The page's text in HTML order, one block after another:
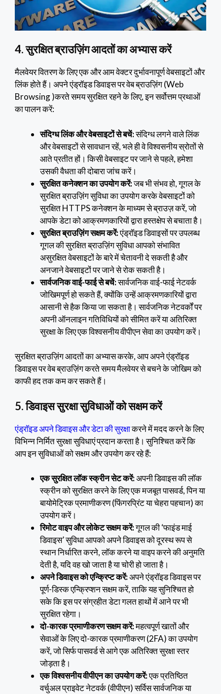
4. सुरक्षित ब्राउज़िंग आदतों का अभ्यास करें
मैलवेयर वितरण के लिए एक और आम वेक्टर दुर्भावनापूर्ण वेबसाइटों और
लिंक होते हैं। अपने एंड्रॉइड डिवाइस पर वेब ब्राउज़िंग (Web
Browsing )करते समय सुरक्षित रहने के लिए, इन सर्वोत्तम प्रथाओं
का पालन करें:
संदिग्ध लिंक और वेबसाइटों से बचें:संदिग्ध लगने वाले लिंक
और वेबसाइटों से सावधान रहें, भले ही वे विश्वसनीय स्रोतों से
आते प्रतीत हों। किसी वेबसाइट पर जाने से पहले, हमेशा
उसकी वैधता की दोबारा जांच करें।
सुरक्षित कनेक्शन का उपयोग करें:जब भी संभव हो, गूगल के
सुरक्षित ब्राउज़िंग सुविधा का उपयोग करके वेबसाइटों को
सुरक्षित HTTPS कनेक्शन के माध्यम से ब्राउज़ करें, जो
आपके डेटा को आक्रमणकारियों द्वारा हस्तक्षेप से बचाता है।
सुरक्षित ब्राउज़िंग सक्षम करें:एंड्रॉइड डिवाइसों पर उपलब्ध
गूगल की सुरक्षित ब्राउज़िंग सुविधा आपको संभावित
असुरक्षित वेबसाइटों के बारे में चेतावनी दे सकती है और
अनजाने वेबसाइटों पर जाने से रोक सकती है।
सार्वजनिक वाई-फाई से बचें:सार्वजनिक वाई-फाई नेटवर्क
जोखिमपूर्ण हो सकते हैं, क्योंकि उन्हें आक्रमणकारियों द्वारा
आसानी से हैक किया जा सकता है। सार्वजनिक नेटवर्कों पर
अपनी ऑनलाइन गतिविधियों को सीमित करें या अतिरिक्त
सुरक्षा के लिए एक विश्वसनीय वीपीएन सेवा का उपयोग करें।
सुरक्षित ब्राउज़िंग आदतों का अभ्यास करके, आप अपने एंड्रॉइड
डिवाइस पर वेब ब्राउज़िंग करते समय मैलवेयर से बचने के जोखिम को
काफी हद तक कम कर सकते हैं।
5. डिवाइस सुरक्षा सुविधाओं को सक्षम करें
एंड्रॉइड अपने डिवाइस और डेटा की सुरक्षाकरने में मदद करने के लिए
विभिन्न निर्मित सुरक्षा सुविधाएं प्रदान करता है। सुनिश्चित करें कि
आप इन सुविधाओं को सक्षम और उपयोग कर रहे हैं:
एक सुरक्षित लॉक स्क्रीन सेट करें:अपनी डिवाइस की लॉक
स्क्रीन को सुरक्षित करने के लिए एक मजबूत पासवर्ड, पिन या
बायोमेट्रिक प्रमाणीकरण (फिंगरप्रिंट या चेहरा पहचान) का
उपयोग करें।
रिमोट वाइप और लोकेट सक्षम करें:गूगल की ‘फाइंड माई
डिवाइस’ सुविधा आपको अपने डिवाइस को दूरस्थ रूप से
स्थान निर्धारित करने, लॉक करने या वाइप करने की अनुमति
देती है, यदि वह खो जाता है या चोरी हो जाता है।
अपने डिवाइस को एन्क्रिप्ट करें:अपने एंड्रॉइड डिवाइस पर
पूर्ण-डिस्क एन्क्रिप्शन सक्षम करें, ताकि यह सुनिश्चित हो
सके कि इस पर संग्रहीत डेटा गलत हाथों में आने पर भी
सुरक्षित रहेगा।
दो-कारक प्रमाणीकरण सक्षम करें:महत्वपूर्ण खातों और
सेवाओं के लिए दो-कारक प्रमाणीकरण (2FA) का उपयोग
करें, जो सिर्फ पासवर्ड से आगे एक अतिरिक्त सुरक्षा स्तर
जोड़ता है।
एक विश्वसनीय वीपीएन का उपयोग करें:एक प्रतिष्ठित
वर्चुअल प्राइवेट नेटवर्क (वीपीएन) सर्विस सार्वजनिक या